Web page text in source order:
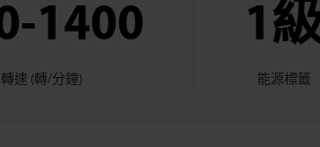
1400
轉速 (轉/分鐘)
1
能源標籤